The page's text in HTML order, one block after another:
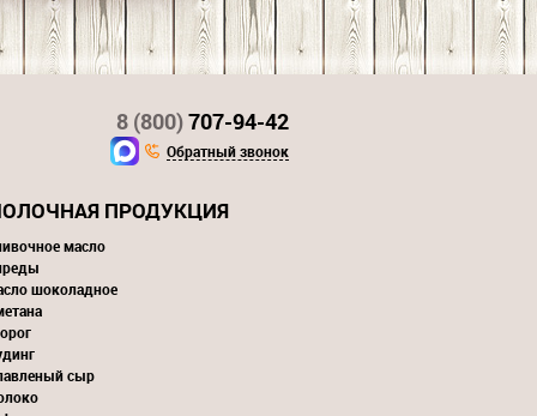
8 (800)707-94-42
Обратный звонок
ПРОДУКЦИЯ
масло
шоколадное
сыр